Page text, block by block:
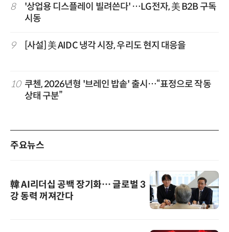
8
'상업용 디스플레이 빌려쓴다' …LG전자, 美 B2B 구독
시동
9 [사설] 美 AIDC 냉각 시장, 우리도 현지 대응을
10 쿠첸, 2026년형 '브레인 밥솥' 출시…“표정으로 작동
상태 구분”
주요뉴스
韓 AI리더십 공백 장기화… 글로벌 3
강 동력 꺼져간다